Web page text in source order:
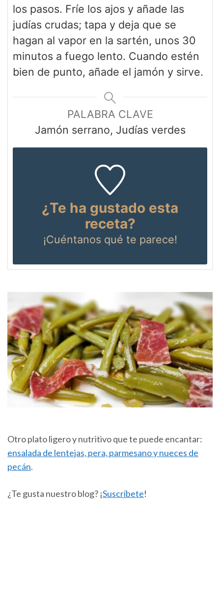
los pasos. Fríe los ajos y añade las
judías crudas; tapa y deja que se
hagan al vapor en la sartén, unos 30
minutos a fuego lento. Cuando estén
bien de punto, añade el jamón y sirve.
PALABRA CLAVE
Jamón serrano, Judías verdes
¿Te ha gustado esta
receta?
¡Cuéntanosqué te parece!
Otro plato ligero y nutritivo que te puede encantar:
ensalada de lentejas, pera, parmesano y nueces de
pecán.
¿Te gusta nuestro blog? ¡Suscríbete!